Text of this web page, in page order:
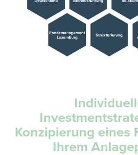
Konzipierung eines
Ihrem